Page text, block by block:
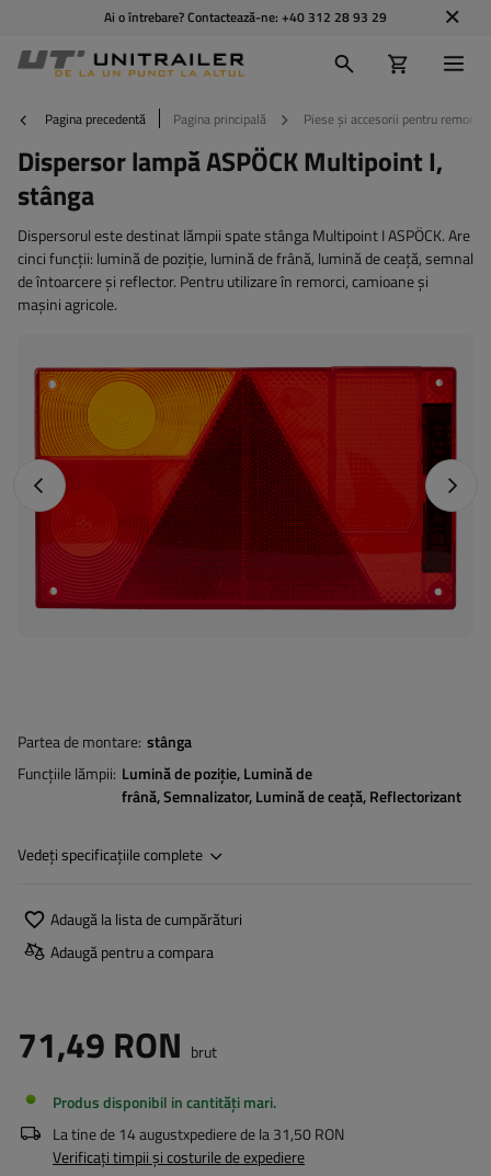
Ai o întrebare? Contactează-ne: +40 312 28 93 29
Pagina precedentă Pagina principală Piese și accesorii pentru remorci
Dispersor lampă ASPÖCK Multipoint I,
stânga
Dispersorul este destinat lămpii spate stânga Multipoint I ASPÖCK. Are
cinci funcții: lumină de poziție, lumină de frână, lumină de ceață, semnal
de întoarcere și reflector. Pentru utilizare în remorci, camioane și
mașini agricole.
Fotografia anterioară
Partea de montare stânga
Funcțiile lămpii Lumină de poziție Lumină de
frână Semnalizator Lumină de ceață Reflectorizant
Vedeți specificațiile complete
Adaugă la lista de cumpărături
Adaugă pentru a compara
71,49 RON brut
Produs disponibil in cantități mari
La tine de14 augustxpediere de la31,50 RON
Verificați timpii și costurile de expediere